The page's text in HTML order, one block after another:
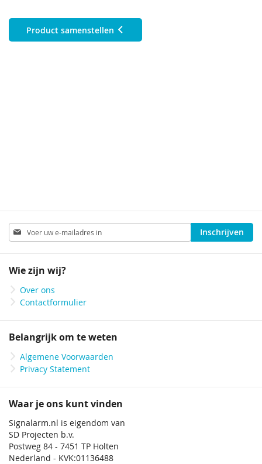
Product samenstellen
Abonneer
u
op
nieuwsbrief
Inschrijven
Wie zijn wij?
Over ons
Contactformulier
Belangrijk om te weten
Algemene Voorwaarden
Privacy Statement
Waar je ons kunt vinden
Signalarm.nl is eigendom van
SD Projecten b.v.
Postweg 84 - 7451 TP Holten
Nederland - KVK:01136488